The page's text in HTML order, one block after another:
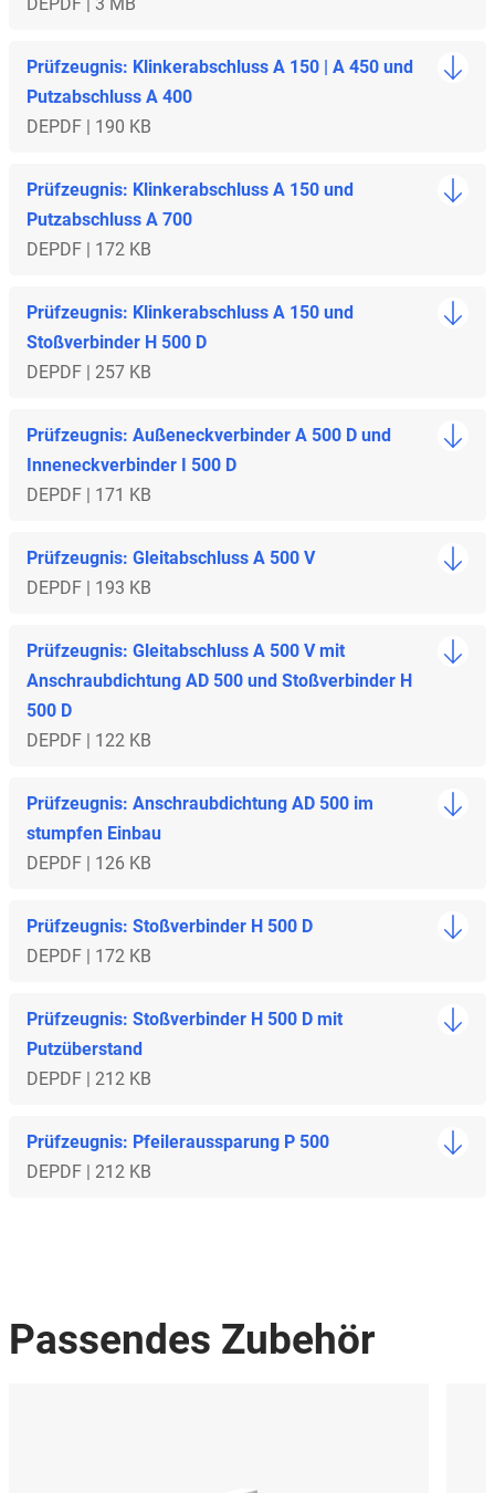
Prüfzeugnis: Klinkerabschluss A 150 | A 450 und
Putzabschluss A 400
DEPDF | 190 KB
Prüfzeugnis: Klinkerabschluss A 150 und
Putzabschluss A 700
DEPDF | 172 KB
Prüfzeugnis: Klinkerabschluss A 150 und
Stoßverbinder H 500 D
DEPDF | 257 KB
Prüfzeugnis: Außeneckverbinder A 500 D und
Inneneckverbinder I 500 D
DEPDF | 171 KB
Prüfzeugnis: Gleitabschluss A 500 V
DEPDF | 193 KB
Prüfzeugnis: Gleitabschluss A 500 V mit
Anschraubdichtung AD 500 und Stoßverbinder H
500 D
DEPDF | 122 KB
Prüfzeugnis: Anschraubdichtung AD 500 im
stumpfen Einbau
DEPDF | 126 KB
Prüfzeugnis: Stoßverbinder H 500 D
DEPDF | 172 KB
Prüfzeugnis: Stoßverbinder H 500 D mit
Putzüberstand
DEPDF | 212 KB
Prüfzeugnis: Pfeileraussparung P 500
DEPDF | 212 KB
Passendes Zubehör